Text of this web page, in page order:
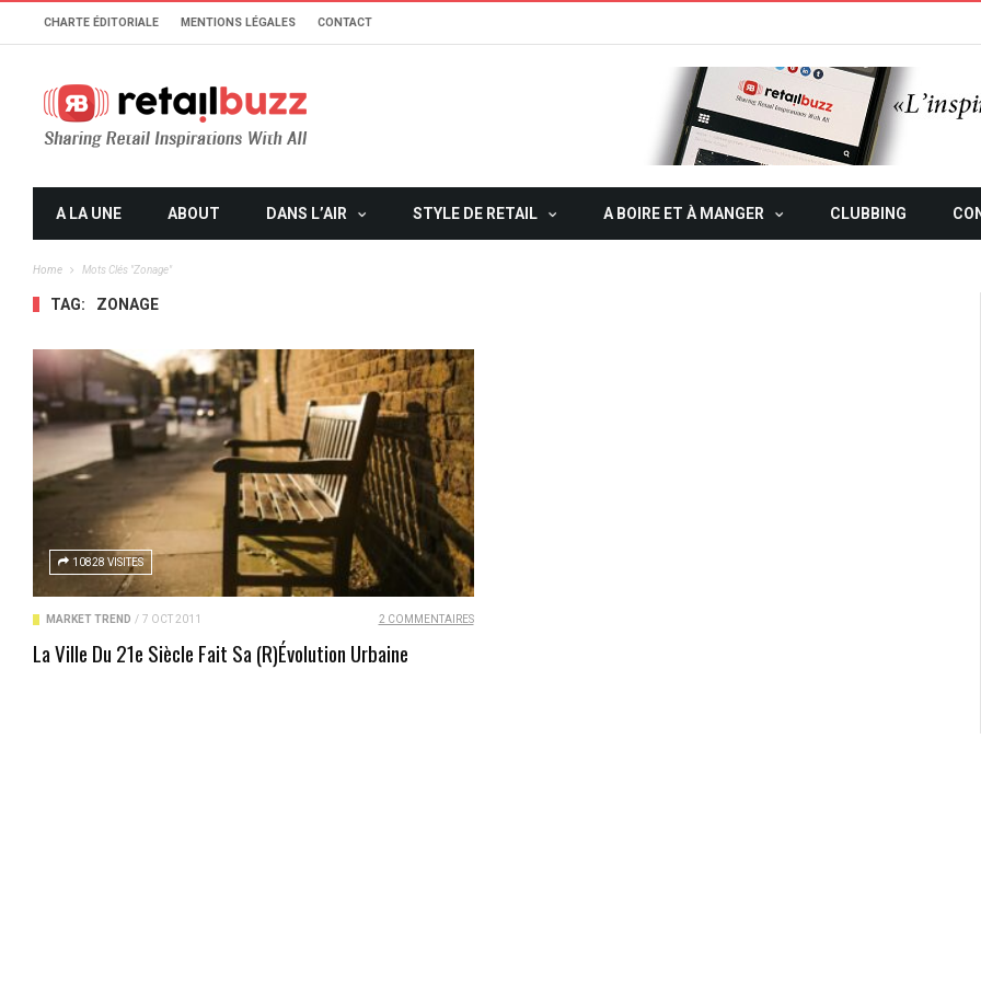
CHARTE ÉDITORIALE MENTIONS LÉGALES CONTACT
A LA UNE ABOUT DANS L’AIR STYLE DE RETAIL A BOIRE ET À MANGER CLUBBING
Home Mots Clés "zonage"
TAG: ZONAGE
10828 VISITES
MARKET TREND / 7 OCT 2011 2 COMMENTAIRES
La Ville Du 21e Siècle Fait Sa (r)évolution Urbaine